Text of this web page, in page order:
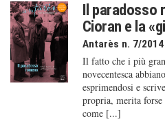
Il paradosso
Cioran e la
Antarès n. 7/2014
Il fatto che i più
novecentesca
esprimendosi e
propria, merita forse
come [...]